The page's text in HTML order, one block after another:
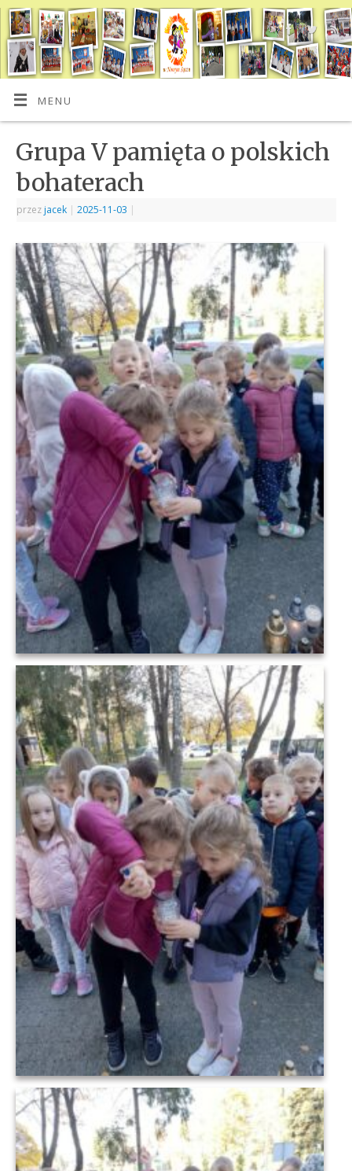
MENU
Grupa V pamięta o polskich
bohaterach
przez jacek | 2025-11-03 |